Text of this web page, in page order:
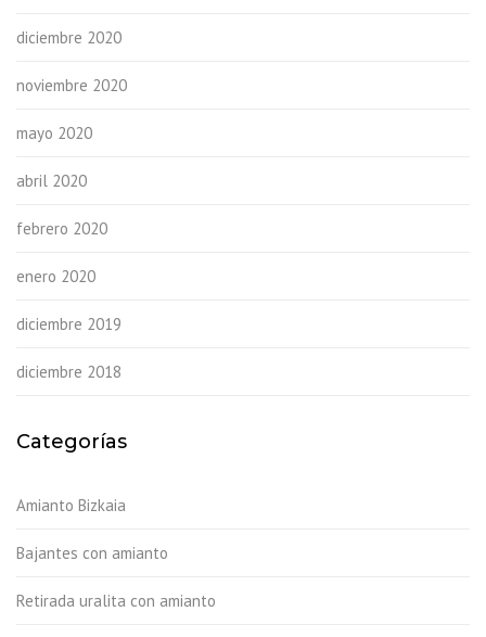
diciembre 2020
noviembre 2020
mayo 2020
abril 2020
febrero 2020
enero 2020
diciembre 2019
diciembre 2018
Categorías
Amianto Bizkaia
Bajantes con amianto
Retirada uralita con amianto